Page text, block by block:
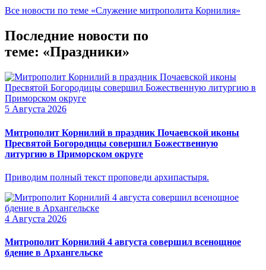
Все новости по теме «Служение митрополита Корнилия»
Последние новости по
теме: «Праздники»
5 Августа 2026
Митрополит Корнилий в праздник Почаевской иконы
Пресвятой Богородицы совершил Божественную
литургию в Приморском округе
Приводим полный текст проповеди архипастыря.
4 Августа 2026
Митрополит Корнилий 4 августа совершил всенощное
бдение в Архангельске